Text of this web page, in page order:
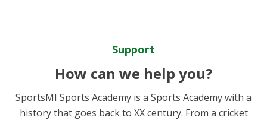
Support
How can we help you?
SportsMI Sports Academy is a Sports Academy with a
history that goes back to XX century. From a cricket